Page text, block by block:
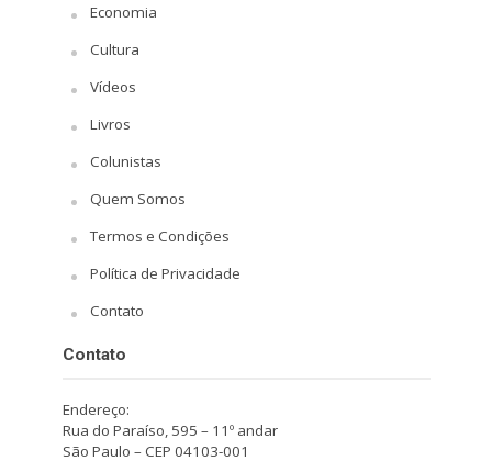
Economia
Cultura
Vídeos
Livros
Colunistas
Quem Somos
Termos e Condições
Política de Privacidade
Contato
Contato
Endereço:
Rua do Paraíso, 595 – 11º andar
São Paulo – CEP 04103-001